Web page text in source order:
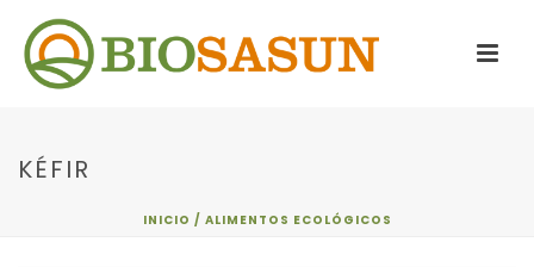
KÉFIR
INICIO / ALIMENTOS ECOLÓGICOS